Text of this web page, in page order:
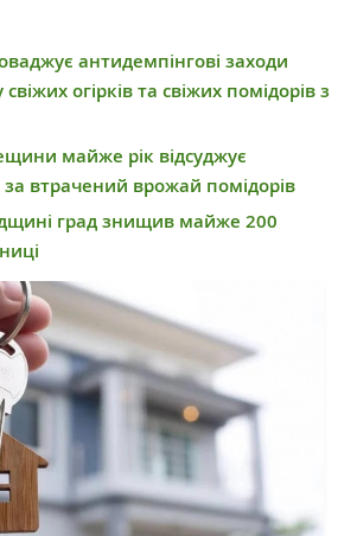
антидемпінгові заходи
огірків та свіжих помідорів з
майже рік відсуджує
втрачений врожай помідорів
град знищив майже 200